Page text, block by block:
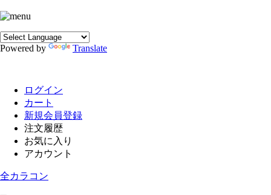
Powered by Translate
ログイン
カート
新規会員登録
注文履歴
お気に入り
アカウント
全カラコン